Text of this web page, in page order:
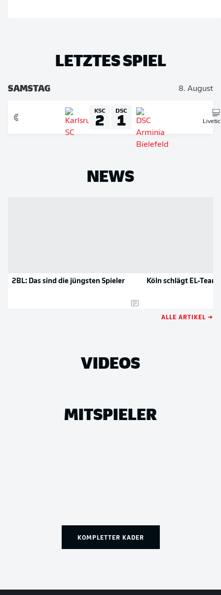
LETZTES SPIEL
SAMSTAG 8. August
KSC
2 DSC
1
NEWS
2BL: Das sind die jüngsten Spieler Köln schlägt EL-Team
ALLE ARTIKEL →
VIDEOS
MITSPIELER
KOMPLETTER KADER